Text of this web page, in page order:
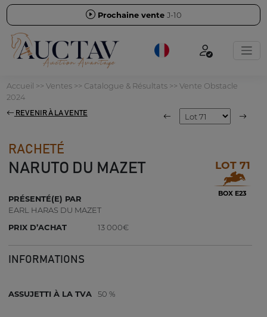
Prochaine vente J-10
Accueil >> Ventes>> Catalogue & Résultats>> Vente Obstacle
2024
REVENIR À LA VENTE
RACHETÉ
NARUTO DU MAZET LOT 71
BOX E23
PRÉSENTÉ(E) PAR
EARL HARAS DU MAZET
PRIX D’ACHAT
13 000€
INFORMATIONS
ASSUJETTI À LA TVA 50 %